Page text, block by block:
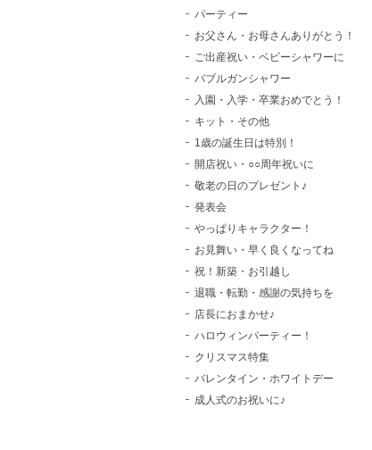
パーティー
お父さん・お母さんありがとう！
ご出産祝い・ベビーシャワーに
バブルガンシャワー
入園・入学・卒業おめでとう！
キット・その他
1歳の誕生日は特別！
開店祝い・○○周年祝いに
敬老の日のプレゼント♪
発表会
やっぱりキャラクター！
お見舞い・早く良くなってね
祝！新築・お引越し
退職・転勤・感謝の気持ちを
店長におまかせ♪
ハロウィンパーティー！
クリスマス特集
バレンタイン・ホワイトデー
成人式のお祝いに♪